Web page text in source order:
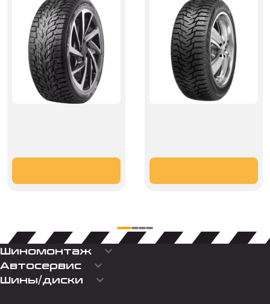
Шиномонтаж keyboard_arrow_down
Автосервис keyboard_arrow_down
Шины/диски keyboard_arrow_down